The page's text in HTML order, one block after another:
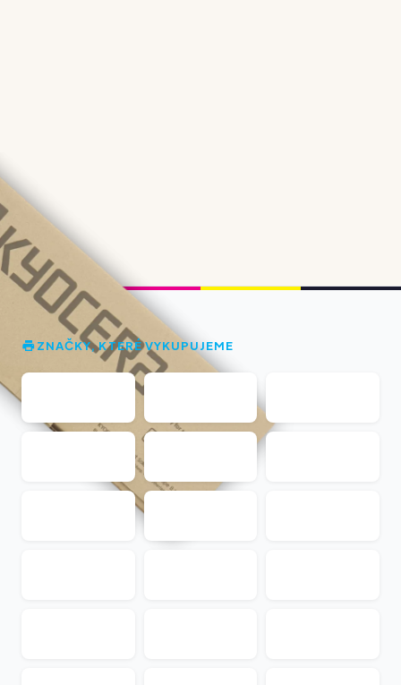
ZNAČKY, KTERÉ VYKUPUJEME